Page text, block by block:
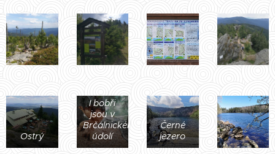
Ostrý
I bobři
jsou v
Brčálnickém
údolí
Černé
jezero